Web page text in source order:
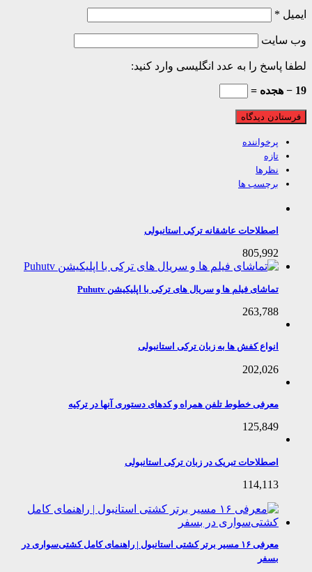
*
پاسخ را به عدد انگلیسی وارد کنید:
پرخواننده
تازه
نظرها
برچسب ها
اصطلاحات عاشقانه ترکی استانبولی
805,992
تماشای فیلم ها و سریال های ترکی با اپلیکیشن Puhutv
263,788
انواع کفش ها به زبان ترکی استانبولی
202,026
معرفی خطوط تلفن همراه و کدهای دستوری آنها در ترکیه
125,849
اصطلاحات تبریک در زبان ترکی استانبولی
114,113
معرفی ۱۶ مسیر برتر کشتی استانبول | راهنمای کامل کشتی‌سواری در